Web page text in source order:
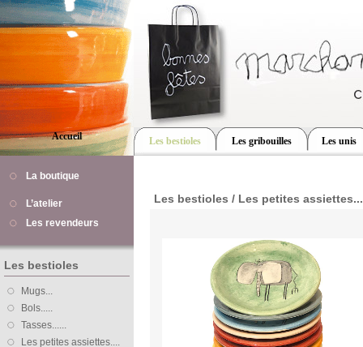
Accueil Les bestioles Les gribouilles Les unis
La boutique
L’atelier
Les revendeurs
Les bestioles
Mugs...
Bols.....
Tasses......
Les petites assiettes....
Les bestioles / Les petites